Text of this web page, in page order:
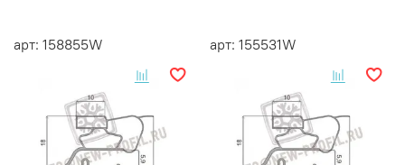
арт: 158855W арт: 155531W